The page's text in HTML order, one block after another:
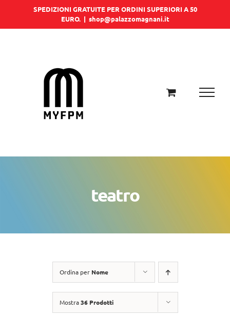
SPEDIZIONI GRATUITE PER ORDINI SUPERIORI A 50
EURO. | shop@palazzomagnani.it
teatro
Ordina per Nome
Mostra36 Prodotti